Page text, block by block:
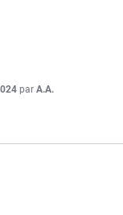
par A.A.